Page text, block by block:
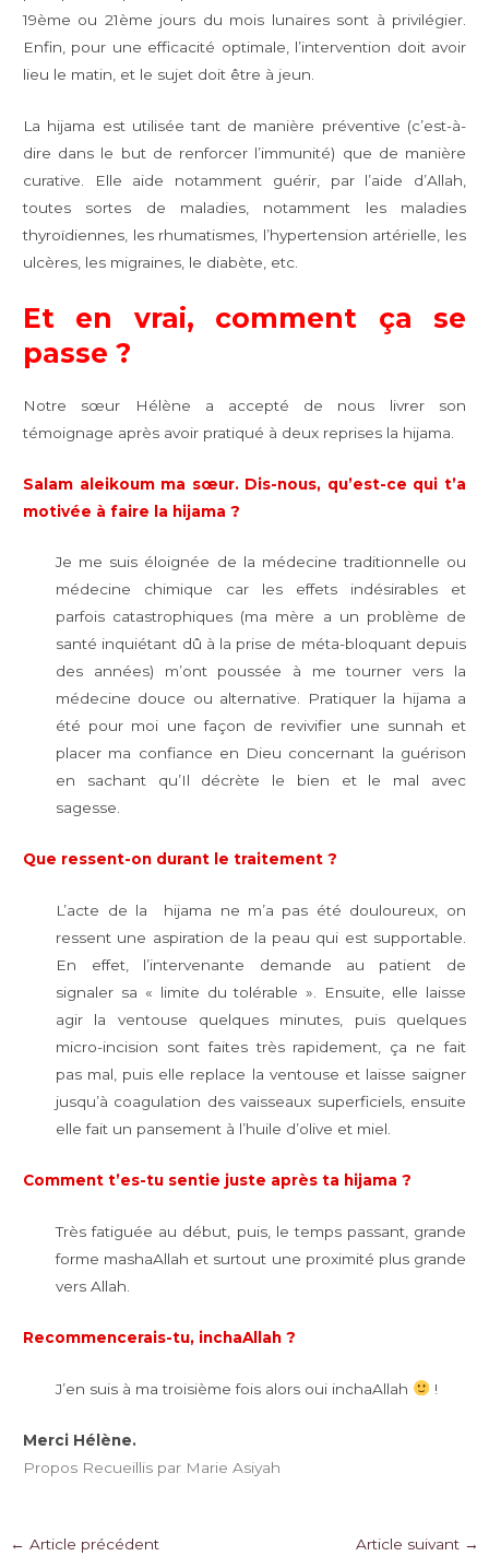
19ème ou 21ème jours du mois lunaires sont à privilégier.
Enfin, pour une efficacité optimale, l’intervention doit avoir
lieu le matin, et le sujet doit être à jeun.
La hijama est utilisée tant de manière préventive (c’est-à-
dire dans le but de renforcer l’immunité) que de manière
curative. Elle aide notamment guérir, par l’aide d’Allah,
toutes sortes de maladies, notamment les maladies
thyroïdiennes, les rhumatismes, l’hypertension artérielle, les
ulcères, les migraines, le diabète, etc.
Et en vrai, comment ça se
passe ?
Notre sœur Hélène a accepté de nous livrer son
témoignage après avoir pratiqué à deux reprises la hijama.
Salam aleikoum ma sœur. Dis-nous, qu’est-ce qui t’a
motivée à faire la hijama ?
Je me suis éloignée de la médecine traditionnelle ou
médecine chimique car les effets indésirables et
parfois catastrophiques (ma mère a un problème de
santé inquiétant dû à la prise de méta-bloquant depuis
des années) m’ont poussée à me tourner vers la
médecine douce ou alternative. Pratiquer la hijama a
été pour moi une façon de revivifier une sunnah et
placer ma confiance en Dieu concernant la guérison
en sachant qu’Il décrète le bien et le mal avec
sagesse.
Que ressent-on durant le traitement ?
L’acte de la hijama ne m’a pas été douloureux, on
ressent une aspiration de la peau qui est supportable.
En effet, l’intervenante demande au patient de
signaler sa « limite du tolérable ». Ensuite, elle laisse
agir la ventouse quelques minutes, puis quelques
micro-incision sont faites très rapidement, ça ne fait
pas mal, puis elle replace la ventouse et laisse saigner
jusqu’à coagulation des vaisseaux superficiels, ensuite
elle fait un pansement à l’huile d’olive et miel.
Comment t’es-tu sentie juste après ta hijama ?
Très fatiguée au début, puis, le temps passant, grande
forme mashaAllah et surtout une proximité plus grande
vers Allah.
Recommencerais-tu, inchaAllah ?
J’en suis à ma troisième fois alors oui inchaAllah !
Merci Hélène.
Propos Recueillis par Marie Asiyah
Navigation
← Article précédent Article suivant →